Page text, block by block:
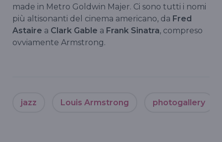
made in Metro Goldwin Majer. Ci sono tutti i nomi
più altisonanti del cinema americano, da Fred
Astaire a Clark Gable a Frank Sinatra, compreso
ovviamente Armstrong.
jazz Louis Armstrong photogallery